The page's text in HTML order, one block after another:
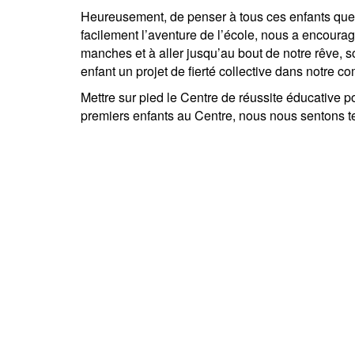
Heureusement, de penser à tous ces enfants
facilement l’aventure de l’école, nous a
manches et à aller jusqu’au bout de notre rêve,
enfant un projet de fierté collective dans notre
Mettre sur pied le Centre de réussite éducative
premiers enfants au Centre, nous nous sentons